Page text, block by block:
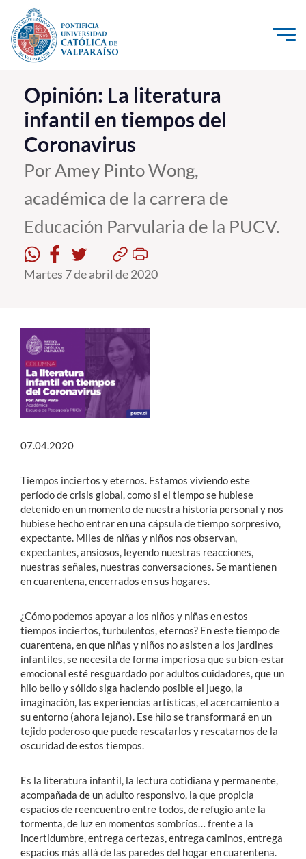
Click acá para ir directamente al contenido
La Universidad
Investigación, Creación e Innovación
PUCV Internacional
Vinculación con el Medio
Admisión
Pregrado
Postgrado
Estudiantes
Académicos
Funcionarios
Alumni
English
Opinión: La literatura
infantil en tiempos del
Coronavirus
Por Amey Pinto Wong,
académica de la carrera de
Educación Parvularia de la PUCV.
Martes 7 de abril de 2020
07.04.2020
Tiempos inciertos y eternos. Estamos viviendo este
período de crisis global, como si el tiempo se hubiese
detenido en un momento de nuestra historia personal y nos
hubiese hecho entrar en una cápsula de tiempo sorpresivo,
expectante. Miles de niñas y niños nos observan,
expectantes, ansiosos, leyendo nuestras reacciones,
nuestras señales, nuestras conversaciones. Se mantienen
en cuarentena, encerrados en sus hogares.
¿Cómo podemos apoyar a los niños y niñas en estos
tiempos inciertos, turbulentos, eternos? En este tiempo de
cuarentena, en que niñas y niños no asisten a los jardines
infantiles, se necesita de forma imperiosa que su bien-estar
emocional esté resguardado por adultos cuidadores, que un
hilo bello y sólido siga haciendo posible el juego, la
imaginación, las experiencias artísticas, el acercamiento a
su entorno (ahora lejano). Ese hilo se transformará en un
tejido poderoso que puede rescatarlos y rescatarnos de la
oscuridad de estos tiempos.
Es la literatura infantil, la lectura cotidiana y permanente,
acompañada de un adulto responsivo, la que propicia
espacios de reencuentro entre todos, de refugio ante la
tormenta, de luz en momentos sombríos… frente a la
incertidumbre, entrega certezas, entrega caminos, entrega
espacios más allá de las paredes del hogar en cuarentena.